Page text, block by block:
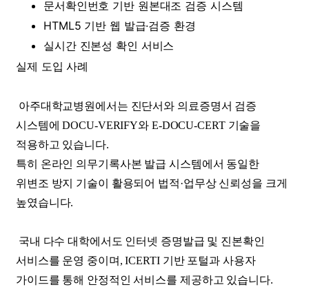
문서확인번호 기반 원본대조 검증 시스템
HTML5 기반 웹 발급·검증 환경
실시간 진본성 확인 서비스
실제 도입 사례
아주대학교병원에서는 진단서와 의료증명서 검증
시스템에 DOCU-VERIFY와 E-DOCU-CERT 기술을
적용하고 있습니다.
특히 온라인 의무기록사본 발급 시스템에서 동일한
위변조 방지 기술이 활용되어 법적·업무상 신뢰성을 크게
높였습니다.
국내 다수 대학에서도 인터넷 증명발급 및 진본확인
서비스를 운영 중이며, ICERTI 기반 포털과 사용자
가이드를 통해 안정적인 서비스를 제공하고 있습니다.